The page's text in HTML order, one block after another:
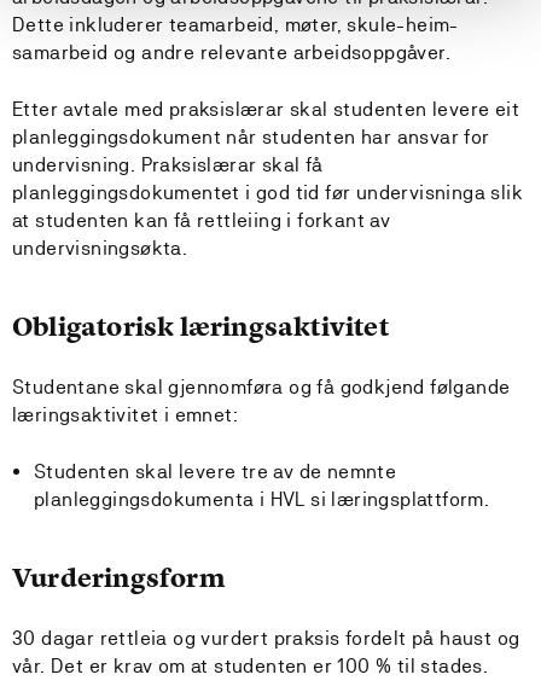
Dette inkluderer teamarbeid, møter, skule-heim-
samarbeid og andre relevante arbeidsoppgåver.
Etter avtale med praksislærar skal studenten levere eit
planleggingsdokument når studenten har ansvar for
undervisning. Praksislærar skal få
planleggingsdokumentet i god tid før undervisninga slik
at studenten kan få rettleiing i forkant av
undervisningsøkta.
Obligatorisk læringsaktivitet
Studentane skal gjennomføra og få godkjend følgande
læringsaktivitet i emnet:
Studenten skal levere tre av de nemnte
planleggingsdokumenta i HVL si læringsplattform.
Vurderingsform
30 dagar rettleia og vurdert praksis fordelt på haust og
vår. Det er krav om at studenten er 100 % til stades.